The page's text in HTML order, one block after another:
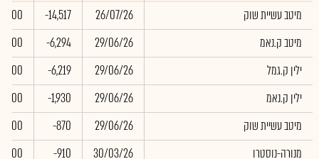
מיטב עשיית שוק 26/07/26
-14,517
0.00
מיטב ק.נאמ
29/06/26
-6,294
0.00
ילין ק.גמל
29/06/26
-6,219
0.00
ילין ק.נאמ
29/06/26
-1,930
0.00
מיטב עשיית שוק
29/06/26
-870
0.00
מנורה-נוסטרו
30/03/26
-910
0.00